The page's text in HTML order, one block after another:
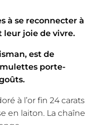
à se reconnecter à
leur joie de vivre.
est de
porte-
à l’or fin 24 carats
en laiton. La chaîne